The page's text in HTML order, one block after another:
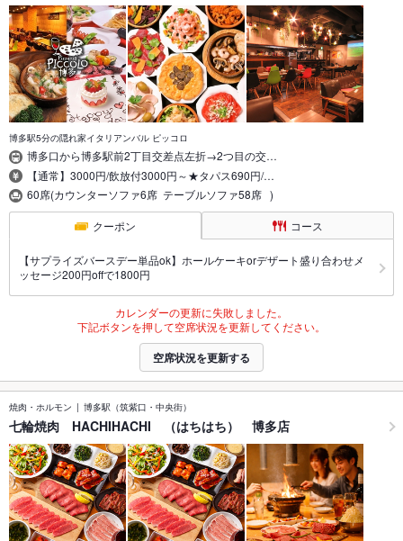
博多駅5分の隠れ家イタリアンバル ピッコロ
博多口から博多駅前2丁目交差点左折→2つ目の交…
【通常】3000円/飲放付3000円～★タパス690円/…
60席(カウンターソファ6席 テーブルソファ58席 )
クーポン コース
【サプライズバースデー単品ok】ホールケーキorデザート盛り合わせメ
ッセージ200円offで1800円
カレンダーの更新に失敗しました。
下記ボタンを押して空席状況を更新してください。
空席状況を更新する
焼肉・ホルモン 博多駅（筑紫口・中央街）
七輪焼肉 HACHIHACHI （はちはち） 博多店